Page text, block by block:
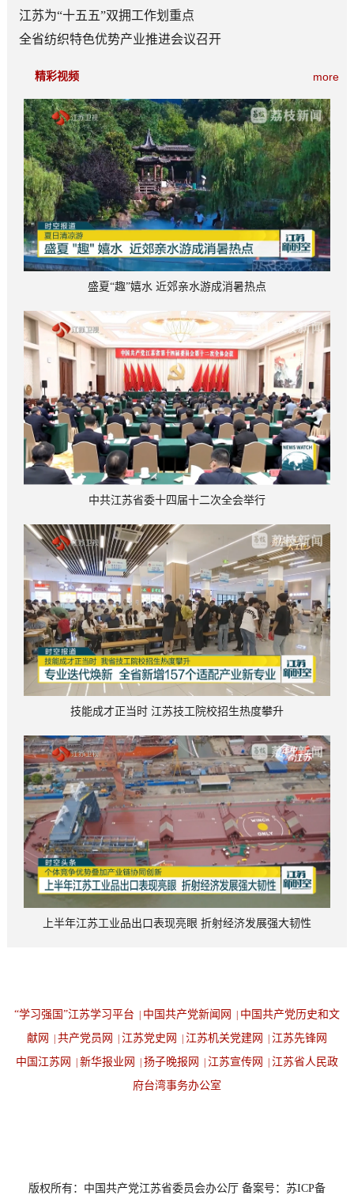
江苏为“十五五”双拥工作划重点
全省纺织特色优势产业推进会议召开
more
精彩视频
盛夏“趣”嬉水 近郊亲水游成消暑热点
中共江苏省委十四届十二次全会举行
技能成才正当时 江苏技工院校招生热度攀升
上半年江苏工业品出口表现亮眼 折射经济发展强大韧性
“学习强国”江苏学习平台 中国共产党新闻网
中国共产党历史和文
献网
共产党员网 江苏党史网 江苏机关党建网
江苏先锋网
中国江苏网
新华报业网 扬子晚报网 江苏宣传网
江苏省人民政
府台湾事务办公室
版权所有：中国共产党江苏省委员会办公厅 备案号：苏ICP备